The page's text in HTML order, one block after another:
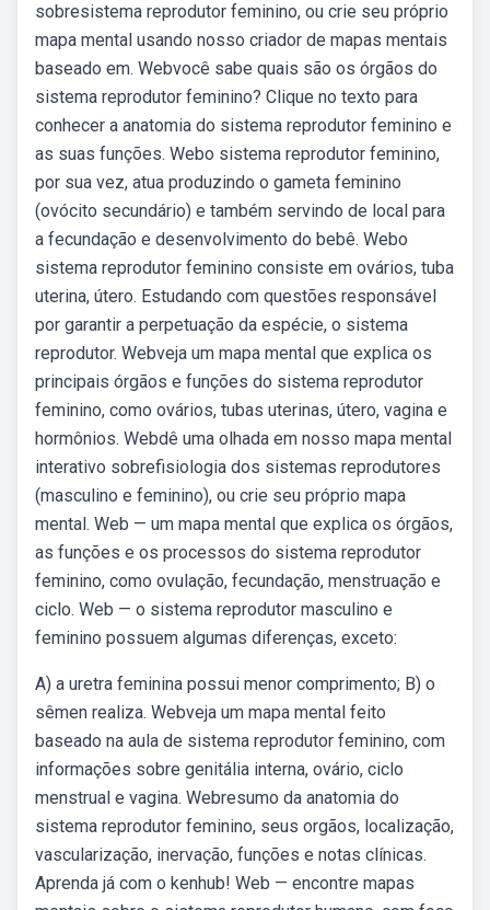
sobresistema reprodutor feminino, ou crie seu próprio
mapa mental usando nosso criador de mapas mentais
baseado em. Webvocê sabe quais são os órgãos do
sistema reprodutor feminino? Clique no texto para
conhecer a anatomia do sistema reprodutor feminino e
as suas funções. Webo sistema reprodutor feminino,
por sua vez, atua produzindo o gameta feminino
(ovócito secundário) e também servindo de local para
a fecundação e desenvolvimento do bebê. Webo
sistema reprodutor feminino consiste em ovários, tuba
uterina, útero. Estudando com questões responsável
por garantir a perpetuação da espécie, o sistema
reprodutor. Webveja um mapa mental que explica os
principais órgãos e funções do sistema reprodutor
feminino, como ovários, tubas uterinas, útero, vagina e
hormônios. Webdê uma olhada em nosso mapa mental
interativo sobrefisiologia dos sistemas reprodutores
(masculino e feminino), ou crie seu próprio mapa
mental. Web — um mapa mental que explica os órgãos,
as funções e os processos do sistema reprodutor
feminino, como ovulação, fecundação, menstruação e
ciclo. Web — o sistema reprodutor masculino e
feminino possuem algumas diferenças, exceto:
A) a uretra feminina possui menor comprimento; B) o
sêmen realiza. Webveja um mapa mental feito
baseado na aula de sistema reprodutor feminino, com
informações sobre genitália interna, ovário, ciclo
menstrual e vagina. Webresumo da anatomia do
sistema reprodutor feminino, seus orgãos, localização,
vascularização, inervação, funções e notas clínicas.
Aprenda já com o kenhub! Web — encontre mapas